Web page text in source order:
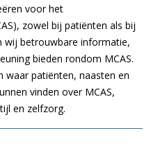
voor het
zowel bij patiënten als bij
wij betrouwbare informatie,
bieden rondom MCAS.
patiënten, naasten en
vinden over MCAS,
en zelfzorg.